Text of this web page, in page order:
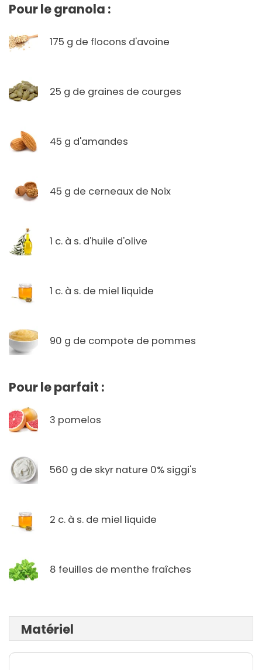
Pour le granola :
175 g de flocons d'avoine
25 g de graines de courges
45 g d'amandes
45 g de cerneaux de Noix
1 c. à s. d'huile d'olive
1 c. à s. de miel liquide
90 g de compote de pommes
Pour le parfait :
3 pomelos
560 g de skyr nature 0% siggi's
2 c. à s. de miel liquide
8 feuilles de menthe fraîches
Matériel